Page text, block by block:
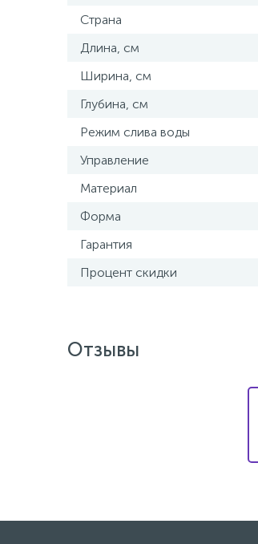
Страна
Длина, см
Ширина, см
Глубина, см
Режим слива воды
Управление
Материал
Форма
Гарантия
Процент скидки
Отзывы